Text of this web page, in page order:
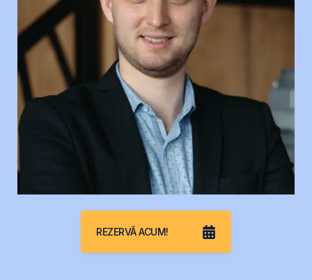
REZERVĂ ACUM!